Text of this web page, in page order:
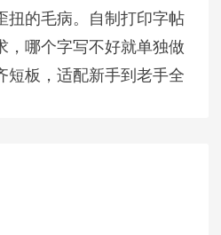
扭的毛病。自制打印字帖
，哪个字写不好就单独做
短板，适配新手到老手全